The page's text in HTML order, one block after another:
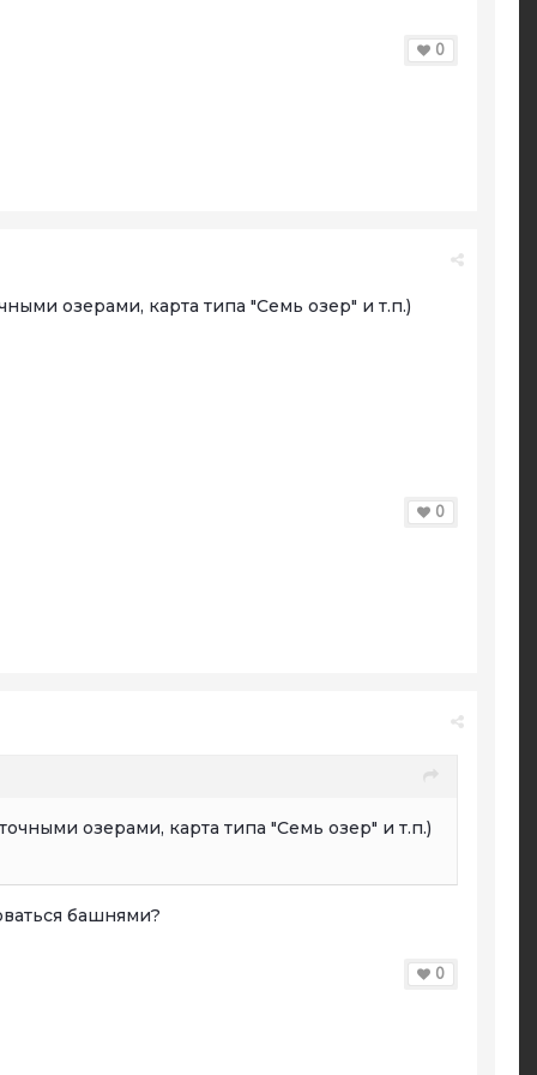
0
озерами, карта типа "Семь озер" и т.п.)
0
озерами, карта типа "Семь озер" и т.п.)
башнями?
0